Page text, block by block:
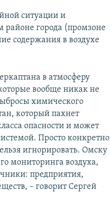
ситуации и
районе города (промзоне
содержания в воздухе
в атмосферу
вообще никак не
химического
который пахнет
опасности и может
Просто конкретно
игнорировать. Омску
мониторинга воздуха,
предприятия,
– говорит Сергей